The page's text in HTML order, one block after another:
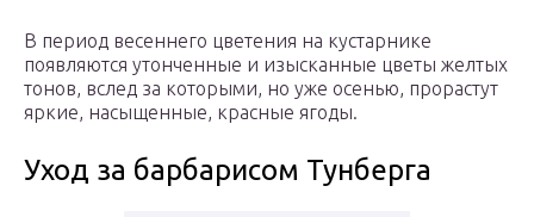
В период весеннего цветения на кустарнике
появляются утонченные и изысканные цветы желтых
тонов, вслед за которыми, но уже осенью, прорастут
яркие, насыщенные, красные ягоды.
Уход за барбарисом Тунберга